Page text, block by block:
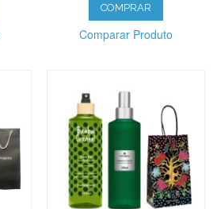
COMPRAR
Comparar Produto